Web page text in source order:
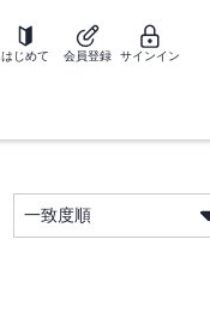
はじめて 会員登録 サインイン
一致度順